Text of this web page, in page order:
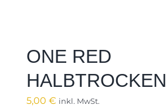
ONE RED
HALBTROCKEN
5,00 € inkl. MwSt.